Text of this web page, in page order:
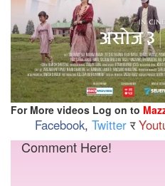
For More videos Log on to
Facebook, Twitterर
Comment Here!